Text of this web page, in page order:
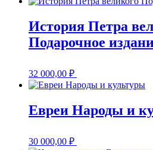
История Петра
Подарочное
32 000,00 ₽
Евреи Народы и
30 000,00 ₽